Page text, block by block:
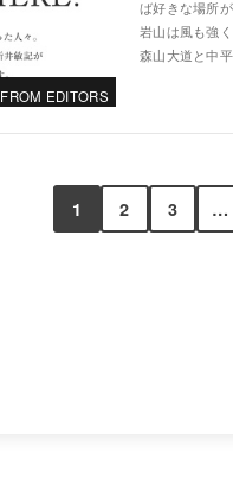
FROM EDITORS
ば好きな場所
岩山は風も強
森山大道と中
1 2 3 …